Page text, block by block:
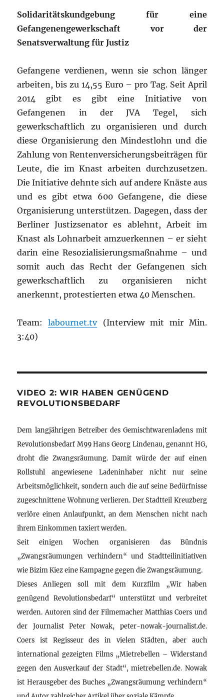
Solidaritätskundgebung für eine
Gefangenengewerkschaft vor der
Senatsverwaltung für Justiz
Gefangene verdienen, wenn sie schon länger
arbeiten, bis zu 14,55 Euro – pro Tag. Seit April
2014 gibt es gibt eine Initiative von
Gefangenen in der JVA Tegel, sich
gewerkschaftlich zu organisieren und durch
diese Organisierung den Mindestlohn und die
Zahlung von Rentenversicherungsbeiträgen für
Leute, die im Knast arbeiten durchzusetzen.
Die Initiative dehnte sich auf andere Knäste aus
und es gibt etwa 600 Gefangene, die diese
Organisierung unterstützen. Dagegen, dass der
Berliner Justizsenator es ablehnt, Arbeit im
Knast als Lohnarbeit amzuerkennen – er sieht
darin eine Resozialisierungsmaßnahme – und
somit auch das Recht der Gefangenen sich
gewerkschaftlich zu organisieren nicht
anerkennt, protestierten etwa 40 Menschen.
Team:labournet.tv(Interview mit mir Min.
3:40)
VIDEO 2: WIR HABEN GENÜGEND
REVOLUTIONSBEDARF
Dem langjährigen Betreiber des Gemischtwarenladens mit
Revolutionsbedarf M99 Hans Georg Lindenau, genannt HG,
droht die Zwangsräumung. Damit würde der auf einen
Rollstuhl angewiesene Ladeninhaber nicht nur seine
Arbeitsmöglichkeit, sondern auch die auf seine Bedürfnisse
zugeschnittene Wohnung verlieren. Der Stadtteil Kreuzberg
verlöre einen Anlaufpunkt, an dem Menschen nicht nach
ihrem Einkommen taxiert werden.
Seit einigen Wochen organisieren das Bündnis
„Zwangsräumungen verhindern“ und Stadtteilinitiativen
wie Bizim Kiez eine Kampagne gegen die Zwangsräumung.
Dieses Anliegen soll mit dem Kurzfilm „Wir haben
genügend Revolutionsbedarf“ unterstützt und verbreitet
werden. Autoren sind der Filmemacher Matthias Coers und
der Journalist Peter Nowak, peter-nowak-journalist.de.
Coers ist Regisseur des in vielen Städten, aber auch
international gezeigten Films „Mietrebellen – Widerstand
gegen den Ausverkauf der Stadt“, mietrebellen.de. Nowak
ist Herausgeber des Buches „Zwangsräumung verhindern“